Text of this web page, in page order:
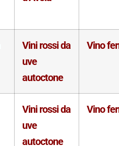
Vini rossi da
uve
autoctone
Vino
Vini rossi da
uve
autoctone
Vino